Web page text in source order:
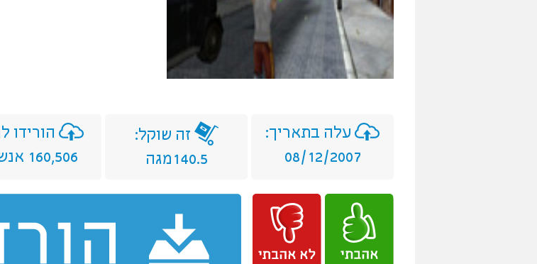
עלה בתאריך:
08/12/2007
זה שוקל:
140.5מגה
הורידו
160,506 אנשים